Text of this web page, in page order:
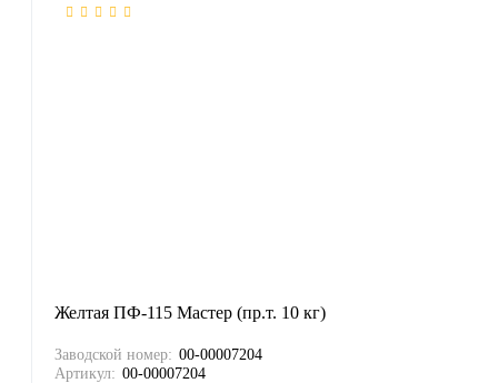
Желтая ПФ-115 Мастер (пр.т. 10 кг)
Заводской номер: 00-00007204
Артикул: 00-00007204